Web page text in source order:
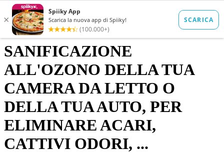
SANIFICAZIONE
ALL'OZONO DELLA TUA
CAMERA DA LETTO O
DELLA TUA AUTO, PER
ELIMINARE ACARI,
CATTIVI ODORI, ...